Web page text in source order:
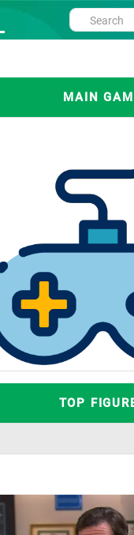
MAIN
TOP